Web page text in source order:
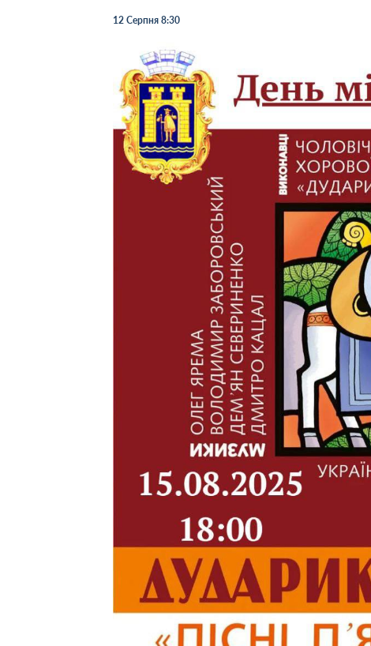
12 Серпня 8:30